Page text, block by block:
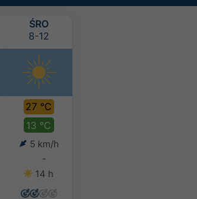
ŚRO
8-12
27 °C
13 °C
5 km/h
-
14 h